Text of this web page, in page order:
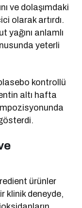
ve dolaşımdaki
olarak artırdı.
yağını anlamlı
yeterli
kontrollü
altı hafta
ürünler
klinik deneyde,